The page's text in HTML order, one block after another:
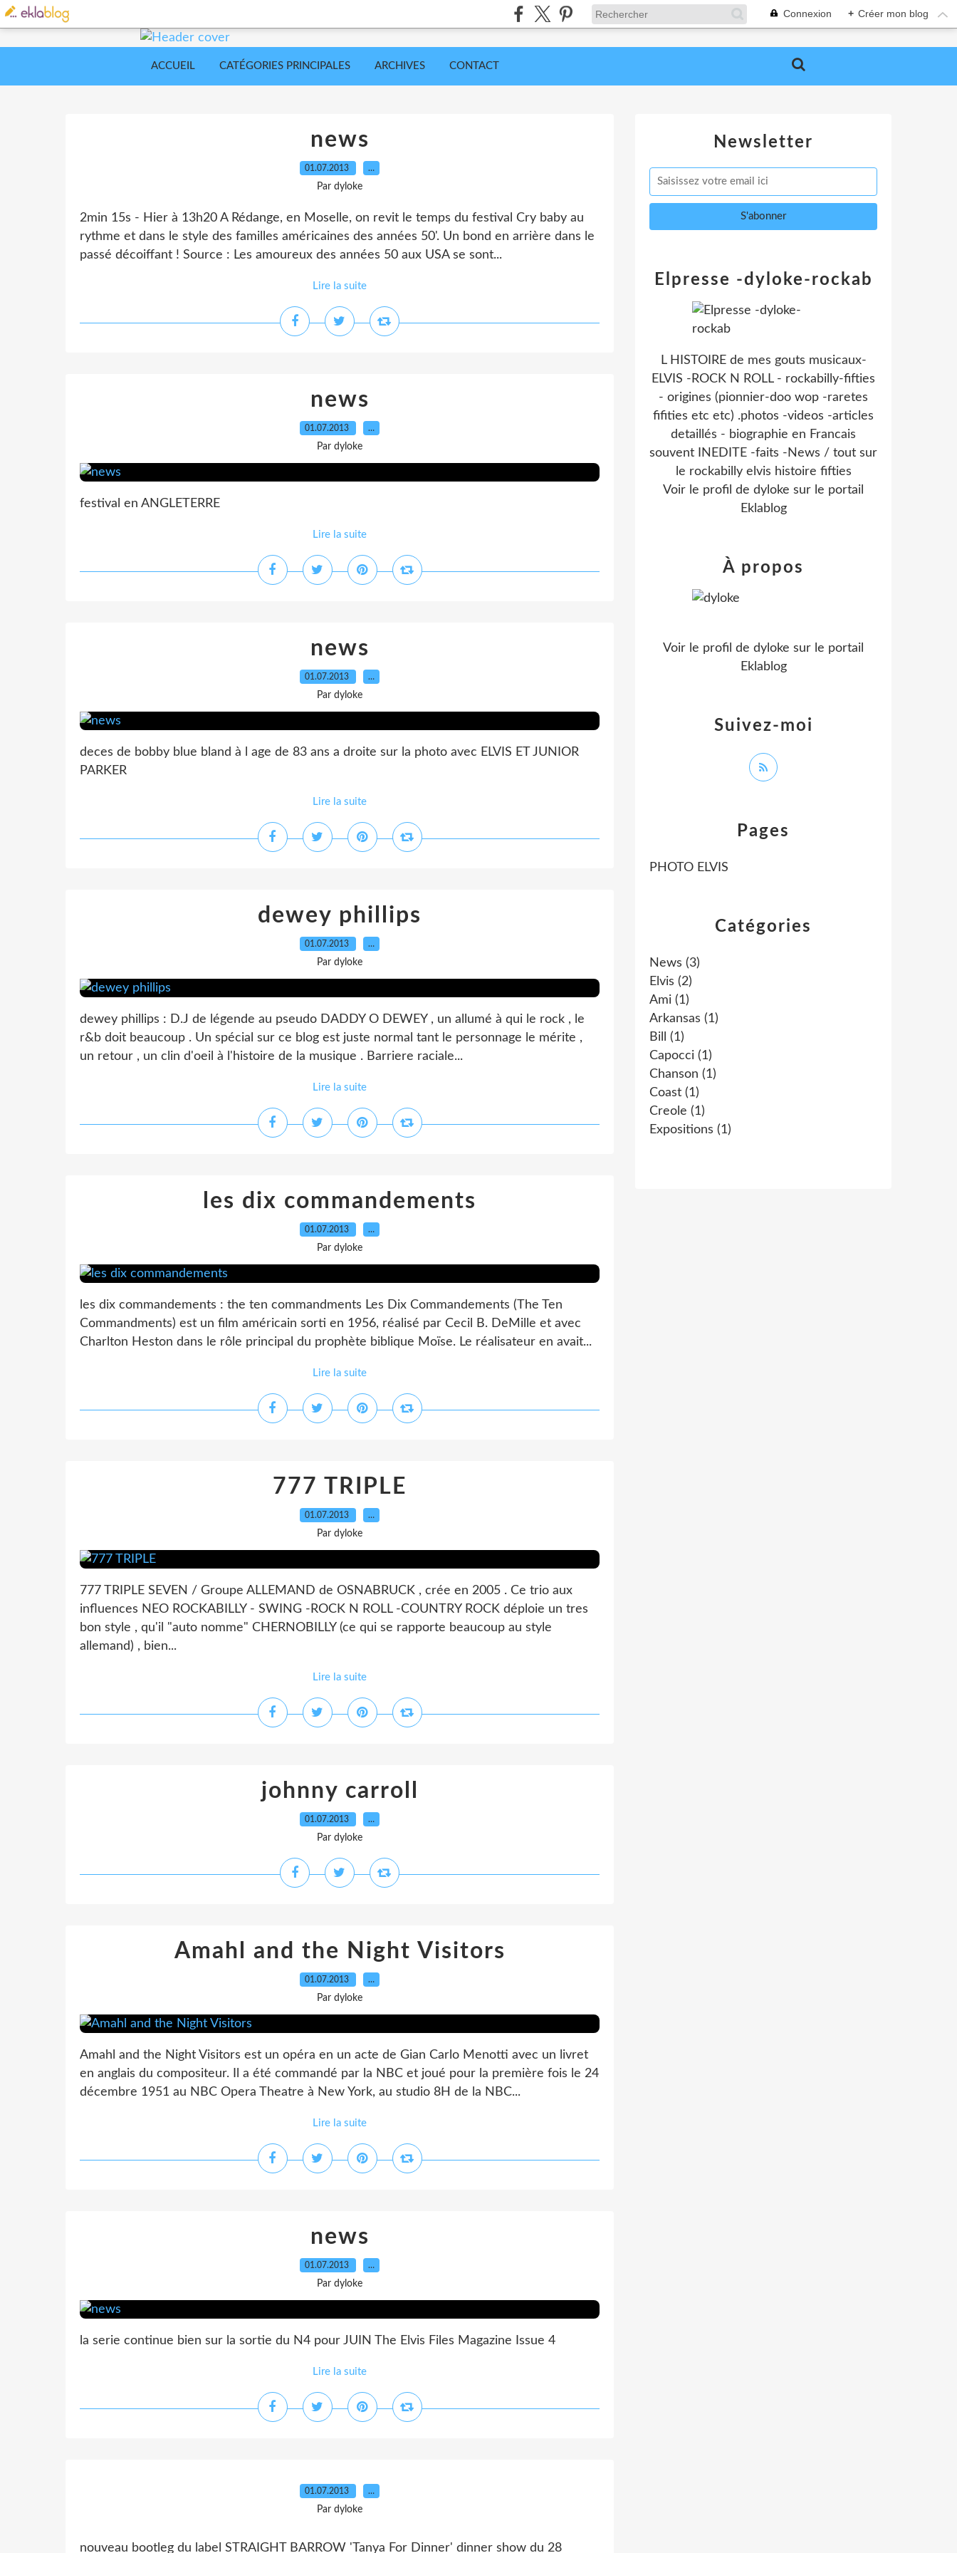
Connexion + Créer mon blog
ACCUEIL CATÉGORIES PRINCIPALES ARCHIVES CONTACT
news
01.07.2013 …
Par dyloke
2min 15s - Hier à 13h20 A Rédange, en Moselle, on revit le temps du festival Cry baby au
rythme et dans le style des familles américaines des années 50'. Un bond en arrière dans le
passé décoiffant ! Source : Les amoureux des années 50 aux USA se sont...
Lire la suite
news
01.07.2013 …
Par dyloke
festival en ANGLETERRE
Lire la suite
news
01.07.2013 …
Par dyloke
deces de bobby blue bland à l age de 83 ans a droite sur la photo avec ELVIS ET JUNIOR
PARKER
Lire la suite
dewey phillips
01.07.2013 …
Par dyloke
dewey phillips : D.J de légende au pseudo DADDY O DEWEY , un allumé à qui le rock , le
r&b doit beaucoup . Un spécial sur ce blog est juste normal tant le personnage le mérite ,
un retour , un clin d'oeil à l'histoire de la musique . Barriere raciale...
Lire la suite
les dix commandements
01.07.2013 …
Par dyloke
les dix commandements : the ten commandments Les Dix Commandements (The Ten
Commandments) est un film américain sorti en 1956, réalisé par Cecil B. DeMille et avec
Charlton Heston dans le rôle principal du prophète biblique Moïse. Le réalisateur en avait...
Lire la suite
777 TRIPLE
01.07.2013 …
Par dyloke
777 TRIPLE SEVEN / Groupe ALLEMAND de OSNABRUCK , crée en 2005 . Ce trio aux
influences NEO ROCKABILLY - SWING -ROCK N ROLL -COUNTRY ROCK déploie un tres
bon style , qu'il "auto nomme" CHERNOBILLY (ce qui se rapporte beaucoup au style
allemand) , bien...
Lire la suite
johnny carroll
01.07.2013 …
Par dyloke
Amahl and the Night Visitors
01.07.2013 …
Par dyloke
Amahl and the Night Visitors est un opéra en un acte de Gian Carlo Menotti avec un livret
en anglais du compositeur. Il a été commandé par la NBC et joué pour la première fois le 24
décembre 1951 au NBC Opera Theatre à New York, au studio 8H de la NBC...
Lire la suite
news
01.07.2013 …
Par dyloke
la serie continue bien sur la sortie du N4 pour JUIN The Elvis Files Magazine Issue 4
Lire la suite
01.07.2013 …
Par dyloke
nouveau bootleg du label STRAIGHT BARROW 'Tanya For Dinner' dinner show du 28
Newsletter
Catégories
News (3)
Elvis (2)
Ami (1)
Arkansas (1)
Bill
(1)
Capocci (1)
Chanson (1)
Coast (1)
Creole (1)
Expositions (1)
Pages
PHOTO ELVIS
Elpresse -dyloke-rockab
L HISTOIRE de mes gouts musicaux-
ELVIS -ROCK N ROLL - rockabilly-fifties
- origines (pionnier-doo wop -raretes
fifities etc etc) .photos -videos -articles
detaillés - biographie en Francais
souvent INEDITE -faits -News / tout sur
le rockabilly elvis histoire fifties
Voir le profil de dyloke sur le portail
Eklablog
Suivez-moi
À propos
Voir le profil de dyloke sur le portail
Eklablog